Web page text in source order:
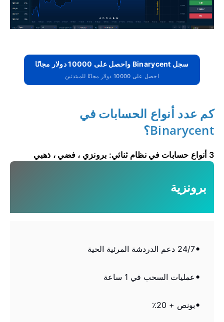
سجل Binarycent واحصل على 10000 دولار مجانًا
احصل على 10000 دولار مجانًا للمبتدئين
كم عدد أنواع الحسابات في
Binarycent؟
3 أنواع حسابات في نظام ثنائي: برونزي ، فضي ، ذهبي
برونزية
24/7 دعم الدردشة المرئية الحية
عمليات السحب في 1 ساعة
بونص + 20٪